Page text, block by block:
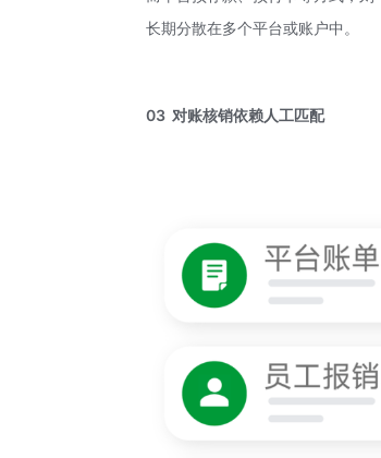
长期分散在多个平台或账户中。
03 对账核销依赖人工匹配